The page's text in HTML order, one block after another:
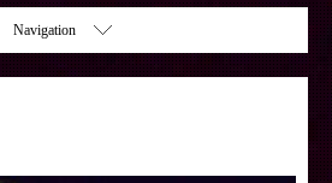
Navigation